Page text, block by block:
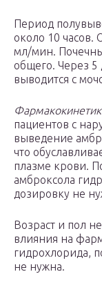
Период
около 10 часов.
мл/мин.
общего. Через
выводится с
пациентов с
выведение
что
плазме крови.
амброксола
дозировку не
Возраст и пол
влияния на
гидрохлорида,
не нужна.